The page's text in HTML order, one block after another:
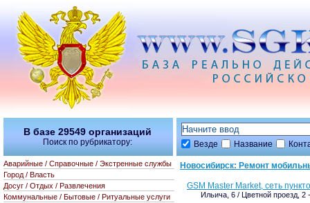
Везде Название
Новосибирск: Ремонт
GSM Master Market, сеть
Ильича, 6 / Цветной проезд, 2
В базе 29549 организаций
Поиск по рубрикатору:
Аварийные / Справочные / Экстренные службы
Город / Власть
Досуг / Отдых / Развлечения
Коммунальные / Бытовые / Ритуальные услуги